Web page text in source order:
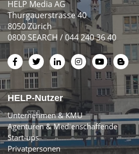
HELP Media AG
Thurgauerstrasse 40
8050 Zürich
0800 SEARCH / 044 240 36 40
HELP-Nutzer
Unternehmen & KMU
Agenturen & Medienschaffende
Start-ups
Privatpersonen